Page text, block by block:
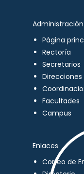
Página
Rectoría
Secretarios
Direcciones
Facultades
Campus
Enlaces
Correo de